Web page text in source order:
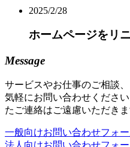
2025/2/28
ホームページをリ
Message
サービスやお仕事のご相談
気軽にお問い合わせくださ
たご連絡はご遠慮いただき
一般向けお問い合わせフォー
法人向けお問い合わせフォー